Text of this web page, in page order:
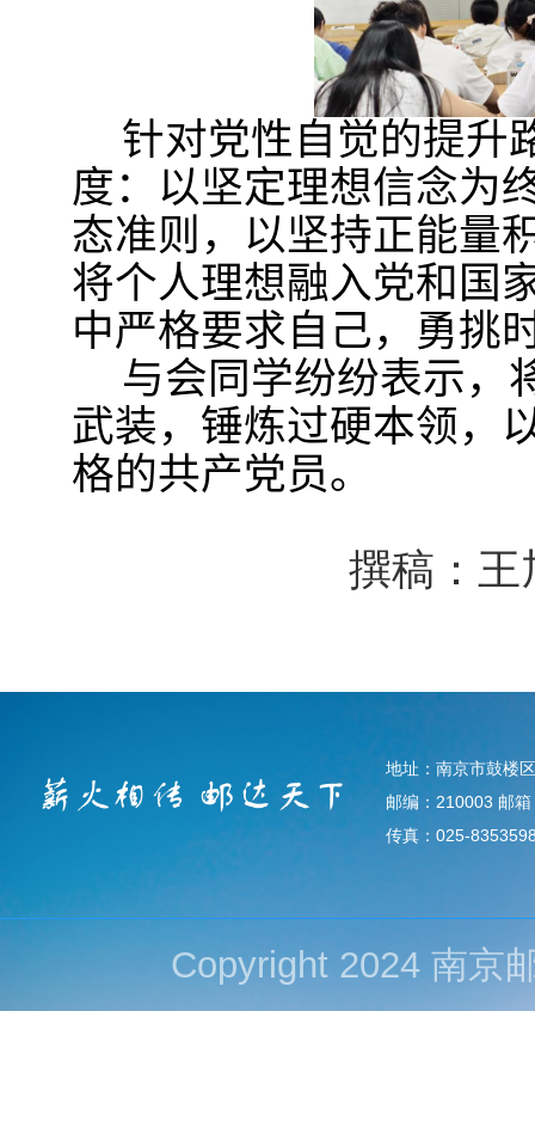
针对党性自觉的提升
度：以坚定理想信念为
态准则，以坚持正能量
将个人理想融入党和国
中严格要求自己，勇挑
与会同学纷纷表示，
武装，锤炼过硬本领，
格的共产党员。
撰稿：
地址：南京市鼓楼
邮编：210003 邮
传真：025-
Copyright 2024 南京